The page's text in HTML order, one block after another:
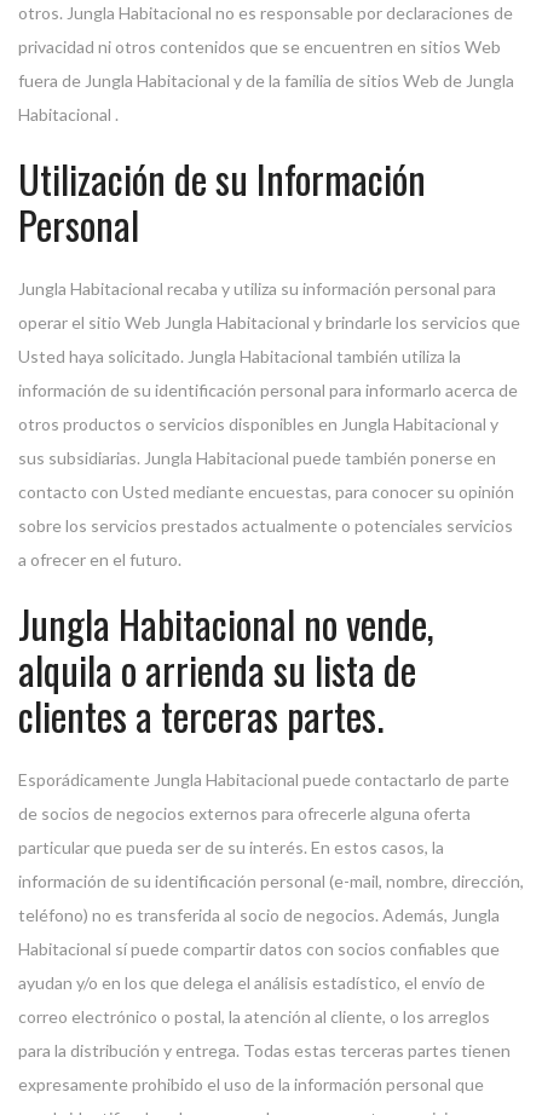
otros. Jungla Habitacional no es responsable por declaraciones de
privacidad ni otros contenidos que se encuentren en sitios Web
fuera de Jungla Habitacional y de la familia de sitios Web de Jungla
Habitacional .
Utilización de su Información
Personal
Jungla Habitacional recaba y utiliza su información personal para
operar el sitio Web Jungla Habitacional y brindarle los servicios que
Usted haya solicitado. Jungla Habitacional también utiliza la
información de su identificación personal para informarlo acerca de
otros productos o servicios disponibles en Jungla Habitacional y
sus subsidiarias. Jungla Habitacional puede también ponerse en
contacto con Usted mediante encuestas, para conocer su opinión
sobre los servicios prestados actualmente o potenciales servicios
a ofrecer en el futuro.
Jungla Habitacional no vende,
alquila o arrienda su lista de
clientes a terceras partes.
Esporádicamente Jungla Habitacional puede contactarlo de parte
de socios de negocios externos para ofrecerle alguna oferta
particular que pueda ser de su interés. En estos casos, la
información de su identificación personal (e-mail, nombre, dirección,
teléfono) no es transferida al socio de negocios. Además, Jungla
Habitacional sí puede compartir datos con socios confiables que
ayudan y/o en los que delega el análisis estadístico, el envío de
correo electrónico o postal, la atención al cliente, o los arreglos
para la distribución y entrega. Todas estas terceras partes tienen
expresamente prohibido el uso de la información personal que